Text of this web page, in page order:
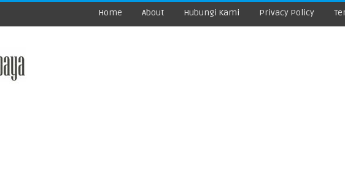
Home About Hubungi Kami Privacy Policy